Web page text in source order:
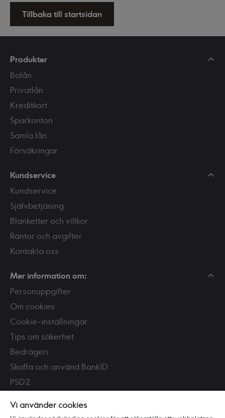
Tillbaka till startsidan
Produkter
Bolån
Privatlån
Kreditkort
Sparkonton
Samla lån
Försäkringar
Kundservice
Kundservice
Självbetjäning
Blanketter och villkor
Räntor och avgifter
Kontakta oss
Mer information om:
Personuppgifter
Om cookies
Cookie-inställningar
Tips om säkerhet
Bedrägeri
Skaffa och använd BankID
PSD2
Vi använder cookies